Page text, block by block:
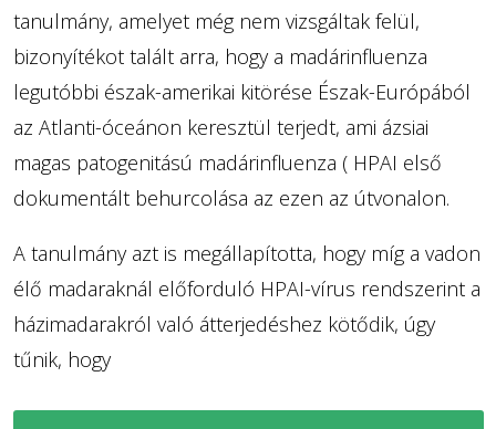
tanulmány, amelyet még nem vizsgáltak felül,
bizonyítékot talált arra, hogy a madárinfluenza
legutóbbi észak-amerikai kitörése Észak-Európából
az Atlanti-óceánon keresztül terjedt, ami ázsiai
magas patogenitású madárinfluenza ( HPAI első
dokumentált behurcolása az ezen az útvonalon.
A tanulmány azt is megállapította, hogy míg a vadon
élő madaraknál előforduló HPAI-vírus rendszerint a
házimadarakról való átterjedéshez kötődik, úgy
tűnik, hogy